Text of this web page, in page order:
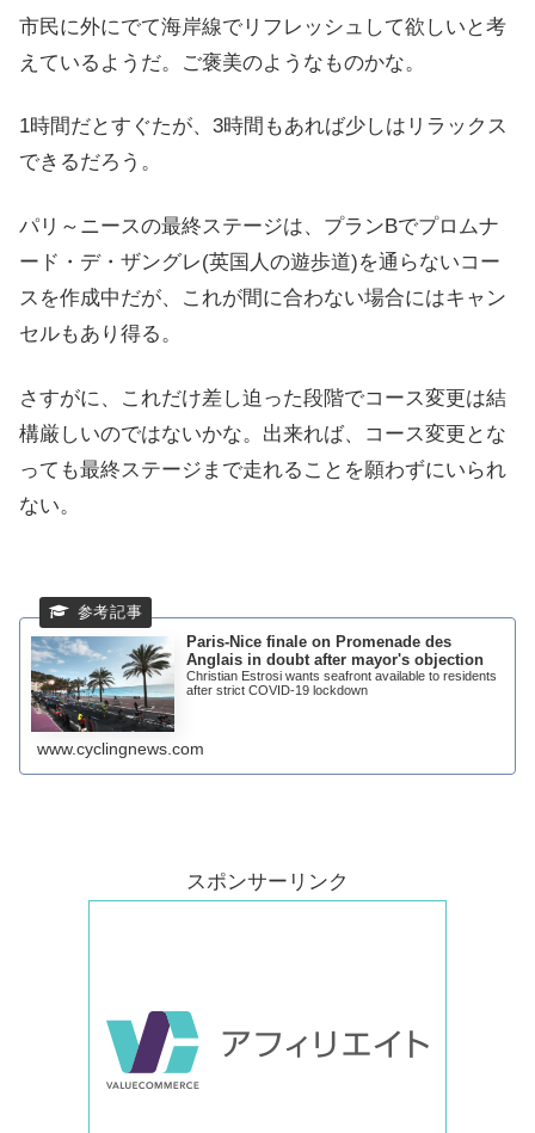
市民に外にでて海岸線でリフレッシュして欲しいと考
えているようだ。ご褒美のようなものかな。
1時間だとすぐたが、3時間もあれば少しはリラックス
できるだろう。
パリ～ニースの最終ステージは、プランBでプロムナ
ード・デ・ザングレ(英国人の遊歩道)を通らないコー
スを作成中だが、これが間に合わない場合にはキャン
セルもあり得る。
さすがに、これだけ差し迫った段階でコース変更は結
構厳しいのではないかな。出来れば、コース変更とな
っても最終ステージまで走れることを願わずにいられ
ない。
Paris-Nice finale on Promenade des
Anglais in doubt after mayor's objection
Christian Estrosi wants seafront available to residents
after strict COVID-19 lockdown
www.cyclingnews.com
スポンサーリンク